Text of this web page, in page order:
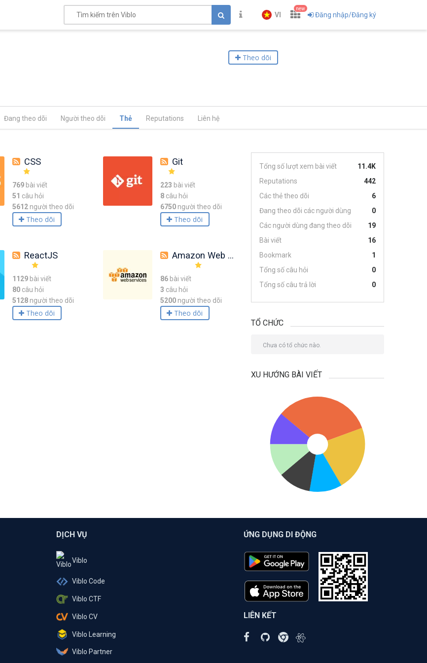
VI
new
Đăng nhập/Đăng ký
Theo dõi
Đang theo dõi Người theo dõi Thẻ Reputations Liên hệ
CSS
769bài viết
51 câu hỏi
5612 người theo dõi
Theo dõi
Git
223 bài viết
8câu hỏi
6750 người theo dõi
Theo dõi
ReactJS
1129bài viết
80câu hỏi
5128 người theo dõi
Theo dõi
Amazon Web Services (AWS)
86bài viết
3 câu hỏi
5200 người theo dõi
Theo dõi
Tổng số lượt xem bài viết
11.4K
Reputations
442
Các thẻ theo dõi
6
Đang theo dõi các người dùng
0
Các người dùng đang theo dõi
19
Bài viết
16
Bookmark
1
Tổng số câu hỏi
0
Tổng số câu trả lời
0
TỔ CHỨC
Chưa có tổ chức nào.
XU HƯỚNG BÀI VIẾT
DỊCH VỤ
Viblo
Viblo Code
Viblo CTF
Viblo CV
Viblo Learning
Viblo Partner
ỨNG DỤNG DI ĐỘNG
LIÊN KẾT